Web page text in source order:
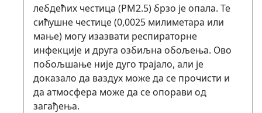
лебдећих честица (PM2.5) брзо је опала. Те
сићушне честице (0,0025 милиметара или
мање) могу изазвати респираторне
инфекције и друга озбиљна обољења. Ово
побољшање није дуго трајало, али је
доказало да ваздух може да се прочисти и
да атмосфера може да се опорави од
загађења.